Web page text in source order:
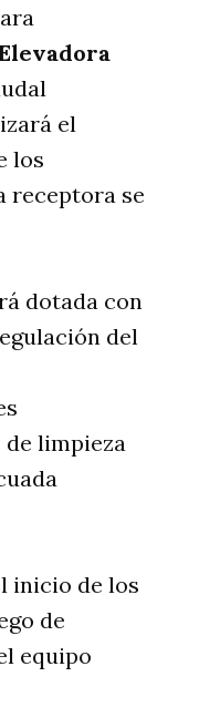
el
los
receptora se
dotada con
del
limpieza
inicio de los
de
equipo